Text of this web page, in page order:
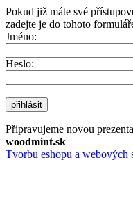
Pokud již máte své
zadejte je do tohoto
Jméno:
Heslo:
přihlásit
Připravujeme novou
woodmint.sk
Tvorbu eshopu a